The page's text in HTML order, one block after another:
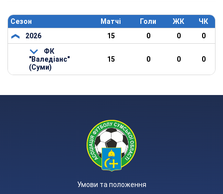
Сезон Матчі Голи ЖК
ЧК
2026
15 0 0
0
ФК
"Валедіанс"
(Суми)
15 0 0 0
Умови та положення